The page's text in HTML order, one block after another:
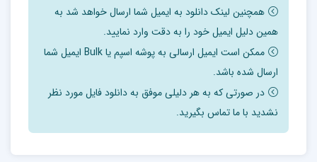
همچنین لینک دانلود به ایمیل شما ارسال خواهد شد به
همین دلیل ایمیل خود را به دقت وارد نمایید.
ممکن است ایمیل ارسالی به پوشه اسپم یا Bulk ایمیل شما
ارسال شده باشد.
در صورتی که به هر دلیلی موفق به دانلود فایل مورد نظر
نشدید با ما تماس بگیرید.